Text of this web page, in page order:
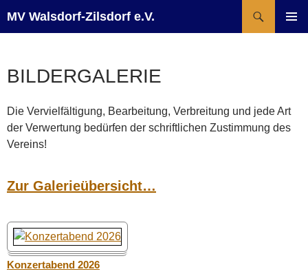
MV Walsdorf-Zilsdorf e.V.
BILDERGALERIE
Die Vervielfältigung, Bearbeitung, Verbreitung und jede Art
der Verwertung bedürfen der schriftlichen Zustimmung des
Vereins!
Zur Galerieübersicht…
Konzertabend 2026